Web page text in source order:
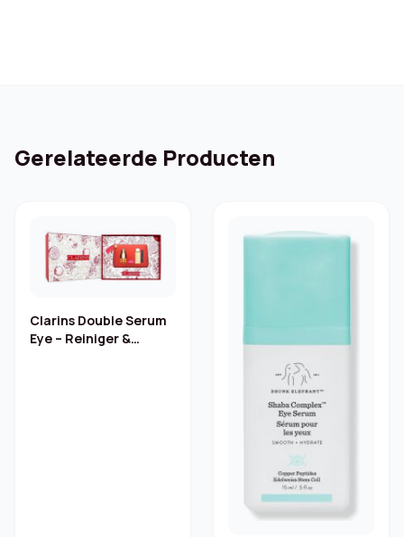
Gerelateerde Producten
Clarins Double Serum
Eye – Reiniger &